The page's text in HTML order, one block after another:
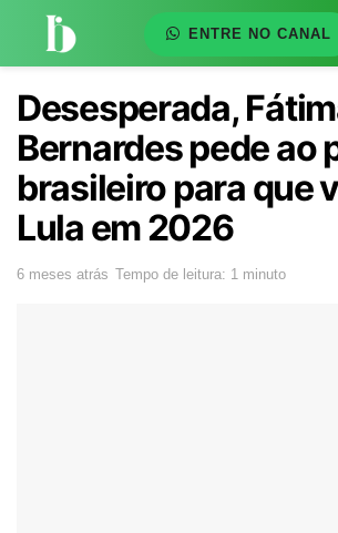
ENTRE NO CANAL
Desesperada,
Bernardes pede ao
brasileiro para que
Lula em 2026
6 meses atrás Tempo de leitura: 1 minuto